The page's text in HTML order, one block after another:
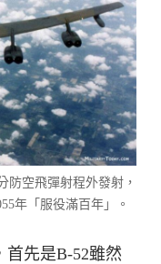
防空飛彈射程外發射，
年「服役滿百年」。
首先是B-52雖然